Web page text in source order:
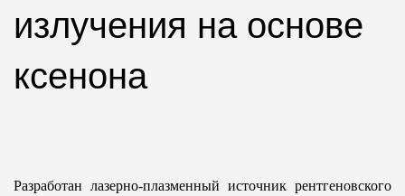
излучения на основе
ксенона
Разработан лазерно-плазменный источник рентгеновского